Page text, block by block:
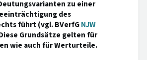
zu einer
des
führt (vgl. BVerfGNJW
Grundsätze gelten für
wie auch für Werturteile.